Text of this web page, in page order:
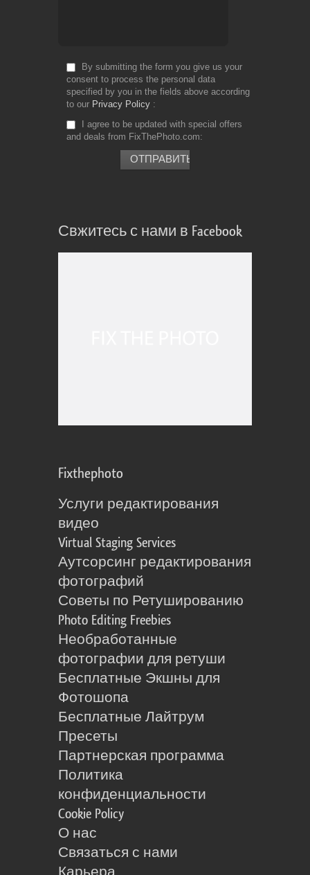
By submitting the form you give us your
consent to process the personal data
specified by you in the fields above according
to our Privacy Policy
I agree to be updated with special offers
and deals from FixThePhoto.com
Свжитесь с нами в Facebook
Fixthephoto
Услуги редактирования
видео
Virtual Staging Services
Аутсорсинг редактирования
фотографий
Советы по Ретушированию
Photo Editing Freebies
Необработанные
фотографии для ретуши
Бесплатные Экшны для
Фотошопа
Бесплатные Лайтрум
Пресеты
Партнерская программа
Политика
конфиденциальности
Cookie Policy
О нас
Связаться с нами